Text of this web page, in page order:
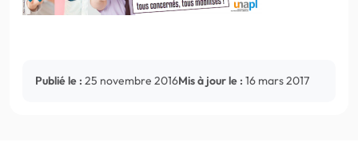
Publié le : 25 novembre 2016Mis à jour le : 16 mars 2017